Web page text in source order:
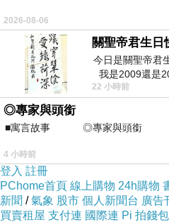
⊕潘文良
仞的懸崖上，有一座遮天蔽
2026-08-06
關聖帝君生日
今日是關聖帝君
我是2009還是
一個奇摩交友的
22 小時前
◎專家與頭銜
■寓言故事 ◎專家與頭銜
⊕潘文良
之谷」裡——
4 小時前
登入 註冊
PChome首頁 線上購物 24h購物
新聞 /氣象 股市 個人新聞台 廣告
買賣租屋 支付連 國際連 Pi 拍錢包